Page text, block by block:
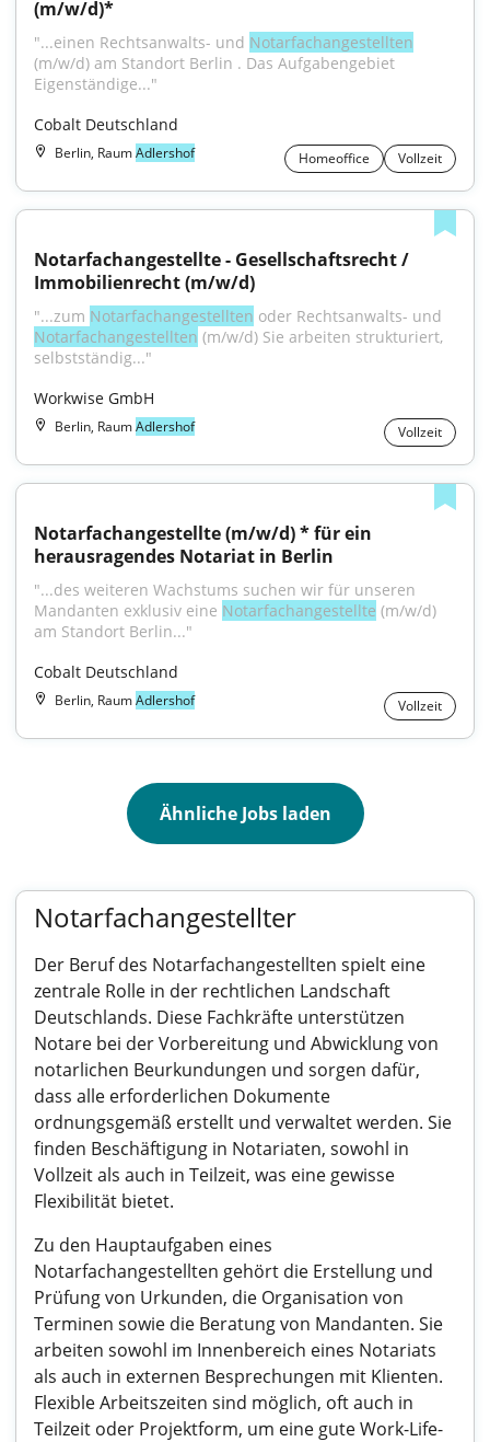
(m/w/d)*
"...einen Rechtsanwalts- und Notarfachangestellten
(m⁠/⁠w⁠/⁠d) am Standort Berlin . Das Aufgabengebiet
Eigenständige..."
Cobalt Deutschland
Berlin, RaumAdlershof Homeoffice Vollzeit
Notarfachangestellte - Gesellschaftsrecht /
Immobilienrecht (m/w/d)
"...zum Notarfachangestellten
Notarfachangestellten (m/w/d) Sie arbeiten strukturiert,
selbstständig..."
Workwise GmbH
Berlin, RaumAdlershof Vollzeit
Notarfachangestellte (m/w/d) * für ein
herausragendes Notariat in Berlin
"...des weiteren Wachstums suchen wir für unseren
Mandanten exklusiv eine Notarfachangestellte (m⁠/⁠w⁠/⁠d)
am Standort Berlin..."
Cobalt Deutschland
Berlin, RaumAdlershof Vollzeit
Ähnliche Jobs laden
Notarfachangestellter
Der Beruf des Notarfachangestellten spielt eine
zentrale Rolle in der rechtlichen Landschaft
Deutschlands. Diese Fachkräfte unterstützen
Notare bei der Vorbereitung und Abwicklung von
notarlichen Beurkundungen und sorgen dafür,
dass alle erforderlichen Dokumente
ordnungsgemäß erstellt und verwaltet werden. Sie
finden Beschäftigung in Notariaten, sowohl in
Vollzeit als auch in Teilzeit, was eine gewisse
Flexibilität bietet.
Zu den Hauptaufgaben eines
Notarfachangestellten gehört die Erstellung und
Prüfung von Urkunden, die Organisation von
Terminen sowie die Beratung von Mandanten. Sie
arbeiten sowohl im Innenbereich eines Notariats
als auch in externen Besprechungen mit Klienten.
Flexible Arbeitszeiten sind möglich, oft auch in
Teilzeit oder Projektform, um eine gute Work-Life-